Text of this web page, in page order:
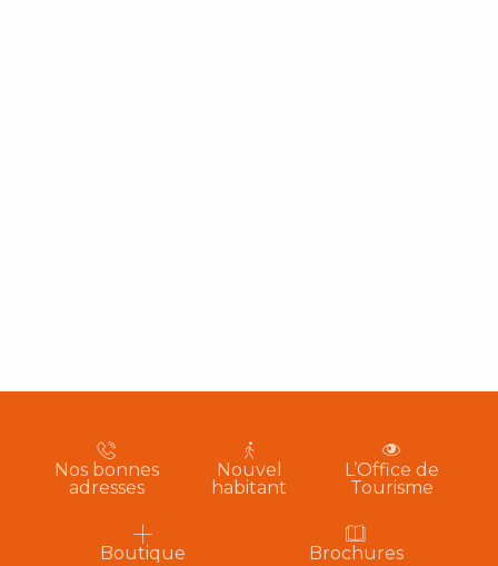
Nos bonnes
adresses
Nouvel
habitant
L’Office de
Tourisme
Boutique Brochures